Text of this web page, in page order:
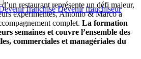
franchisé Devenir franchiseur
restaurant représente un défi majeur,
expérimentés, Antonio & Marco a
complet. La formation
semaines et couvre l’ensemble des
commerciales et managériales du